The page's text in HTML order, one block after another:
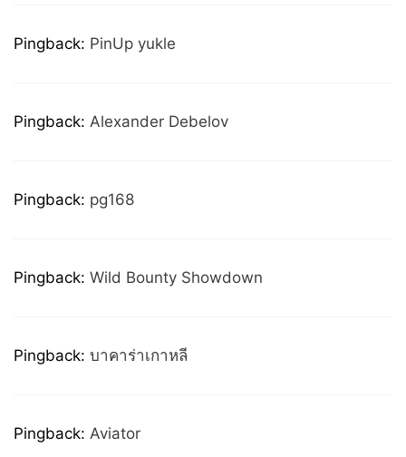
Pingback: PinUp yukle
Pingback: Alexander Debelov
Pingback: pg168
Pingback: Wild Bounty Showdown
Pingback: บาคาร่าเกาหลี
Pingback: Aviator